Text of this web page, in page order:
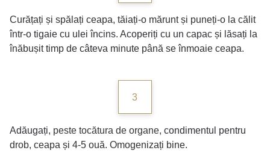
Curățați și spălați ceapa, tăiați-o mărunt și puneți-o la călit
într-o tigaie cu ulei încins. Acoperiți cu un capac și lăsați la
înăbușit timp de câteva minute până se înmoaie ceapa.
3
Adăugați, peste tocătura de organe, condimentul pentru
drob, ceapa și 4-5 ouă. Omogenizați bine.